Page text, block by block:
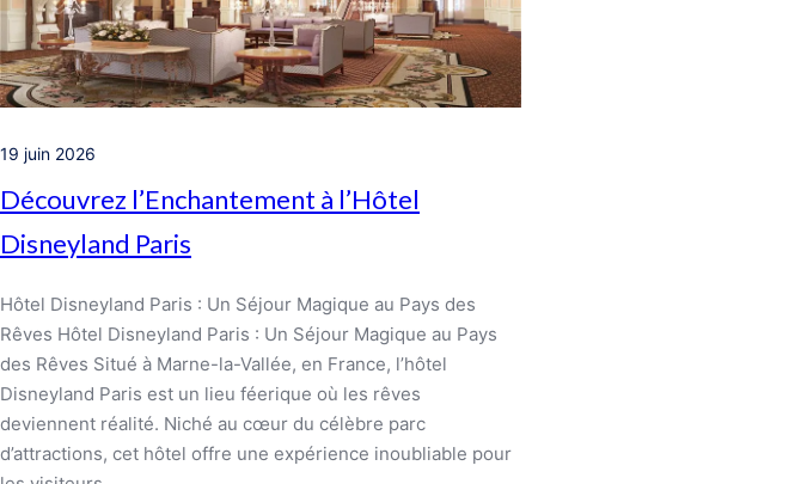
19 juin 2026
Découvrez l’Enchantement à l’Hôtel
Disneyland Paris
Hôtel Disneyland Paris : Un Séjour Magique au Pays des
Rêves Hôtel Disneyland Paris : Un Séjour Magique au Pays
des Rêves Situé à Marne-la-Vallée, en France, l’hôtel
Disneyland Paris est un lieu féerique où les rêves
deviennent réalité. Niché au cœur du célèbre parc
d’attractions, cet hôtel offre une expérience inoubliable pour